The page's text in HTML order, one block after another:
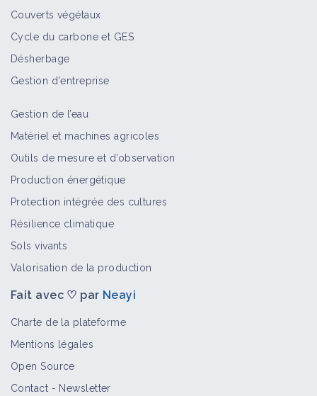
Couverts végétaux
Cycle du carbone et GES
Désherbage
Gestion d'entreprise
Gestion de l’eau
Matériel et machines agricoles
Outils de mesure et d’observation
Production énergétique
Protection intégrée des cultures
Résilience climatique
Sols vivants
Valorisation de la production
Fait avec ♡ par Neayi
Charte de la plateforme
Mentions légales
Open Source
Contact - Newsletter